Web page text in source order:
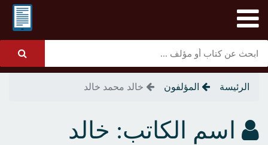
الرئيسة المؤلفون خالد محمد خالد
اسم الكاتب: خالد